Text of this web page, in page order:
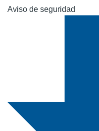
Aviso de seguridad